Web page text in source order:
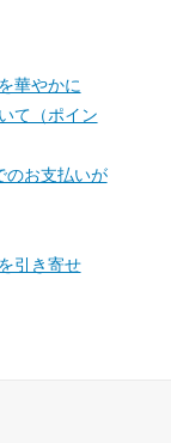
華やかに
て（ポイン
のお支払いが
引き寄せ